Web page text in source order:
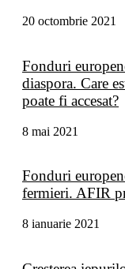
20 octombrie 2021
Fonduri
diaspora. Care
poate fi accesat?
8 mai 2021
Fonduri
fermieri. AFIR
8 ianuarie 2021